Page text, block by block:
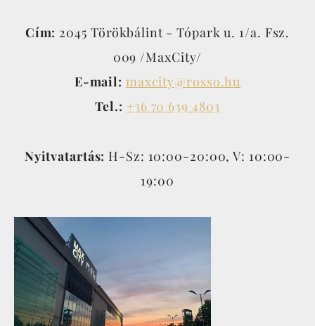
Cím: 2045 Törökbálint - Tópark u. 1/a. Fsz.
009 /MaxCity/
E-mail: maxcity@rosso.hu
Tel.: +36 70 639 4803
Nyitvatartás: H-Sz: 10:00-20:00, V: 10:00-
19:00